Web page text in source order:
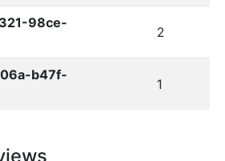
98ce-
2
b47f-
1